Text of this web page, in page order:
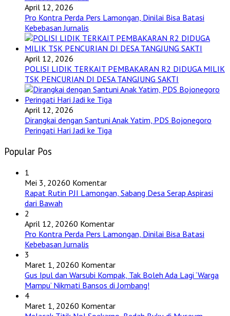
April 12, 2026
Pro Kontra Perda Pers Lamongan, Dinilai Bisa Batasi
Kebebasan Jurnalis
April 12, 2026
POLISI LIDIK TERKAIT PEMBAKARAN R2 DIDUGA MILIK
TSK PENCURIAN DI DESA TANGJUNG SAKTI
April 12, 2026
Dirangkai dengan Santuni Anak Yatim, PDS Bojonegoro
Peringati Hari Jadi ke Tiga
Popular Pos
1
Mei 3, 20260 Komentar
Rapat Rutin PJI Lamongan, Sabang Desa Serap Aspirasi
dari Bawah
2
April 12, 20260 Komentar
Pro Kontra Perda Pers Lamongan, Dinilai Bisa Batasi
Kebebasan Jurnalis
3
Maret 1, 20260 Komentar
Gus Ipul dan Warsubi Kompak, Tak Boleh Ada Lagi ‘Warga
Mampu’ Nikmati Bansos di Jombang!
4
Maret 1, 20260 Komentar